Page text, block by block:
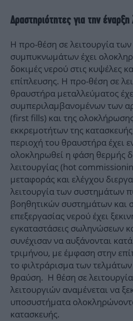
Δραστηριότητες για την έναρξη
Η προ-θέση σε λειτουργία
συμπυκνωμάτων έχει
δοκιμές νερού στις κυψέλες
επίπλευσης. Η προ-θέση σε
θραυστήρα μεταλλεύματος
συμπεριλαμβανομένων των
(first fills) και της
εκκρεμοτήτων της
περιοχή του θραυστήρα έχει
ολοκληρωθεί η φάση θερμής
λειτουργίας (hot
μεταφοράς και ελέγχου
λειτουργία των συστημάτων
βοηθητικών συστημάτων και
επεξεργασίας νερού έχει
εγκαταστάσεις σωληνώσεων
συνέχισαν να αυξάνονται
τριμήνου, με έμφαση στην
το φιλτράρισμα των
θραύση. Η θέση σε
λειτουργιών αναμένεται να
υποσυστήματα
κατασκευής.